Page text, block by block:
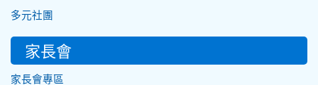
多元社團
家長會
家長會專區